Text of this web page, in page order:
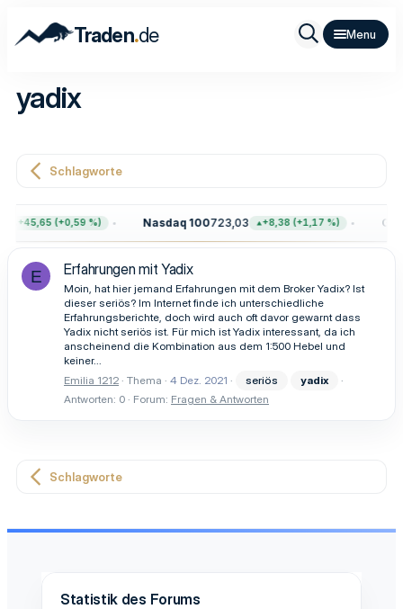
Traden.de
yadix
Schlagworte
+45,65 (+0,59 %) Nasdaq 100723,03 +8,38 (+1,17 %) Gold
E Erfahrungen mit Yadix
Moin, hat hier jemand Erfahrungen mit dem Broker Yadix? Ist
dieser seriös? Im Internet finde ich unterschiedliche
Erfahrungsberichte, doch wird auch oft davor gewarnt dass
Yadix nicht seriös ist. Für mich ist Yadix interessant, da ich
anscheinend die Kombination aus dem 1:500 Hebel und
keiner...
Emilia 1212 Thema 4 Dez. 2021 seriös
yadix
Antworten: 0
Forum: Fragen & Antworten
Schlagworte
Statistik des Forums